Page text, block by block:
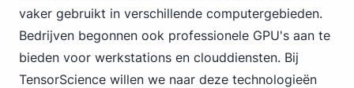
vaker gebruikt in verschillende computergebieden.
Bedrijven begonnen ook professionele GPU's aan te
bieden voor werkstations en clouddiensten. Bij
TensorScience willen we naar deze technologieën